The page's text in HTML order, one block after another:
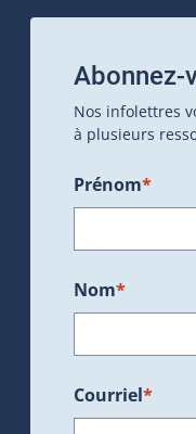
Abonnez-
Nos infolettres
à plusieurs
Prénom*
Nom*
Courriel*